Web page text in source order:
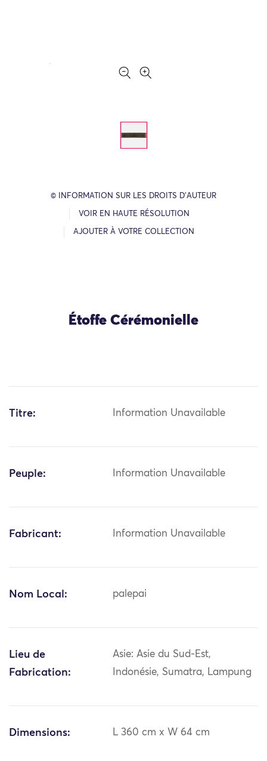
© INFORMATION SUR LES DROITS D’AUTEUR
VOIR EN HAUTE RÉSOLUTION
AJOUTER À VOTRE COLLECTION
Étoffe Cérémonielle
Titre: Information Unavailable
Peuple: Information Unavailable
Fabricant: Information Unavailable
Nom Local: palepai
Lieu de
Fabrication:
Asie: Asie du Sud-Est,
Indonésie, Sumatra, Lampung
Dimensions: L 360 cm x W 64 cm